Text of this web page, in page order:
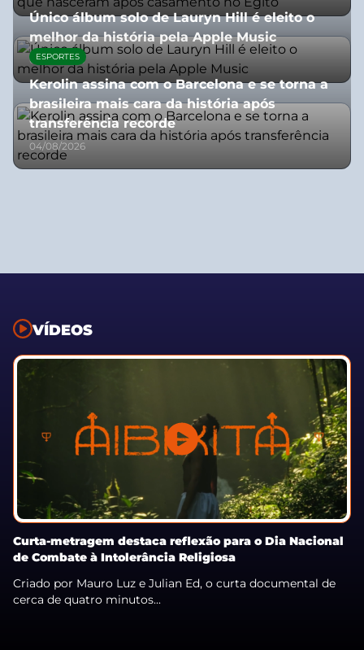
Único álbum solo de Lauryn Hill é eleito o
melhor da história pela Apple Music
06/08/2026
ESPORTES
Kerolin assina com o Barcelona e se torna a
brasileira mais cara da história após
transferência recorde
04/08/2026
VÍDEOS
Curta-metragem destaca reflexão para o Dia Nacional
de Combate à Intolerância Religiosa
Criado por Mauro Luz e Julian Ed, o curta documental de
cerca de quatro minutos...